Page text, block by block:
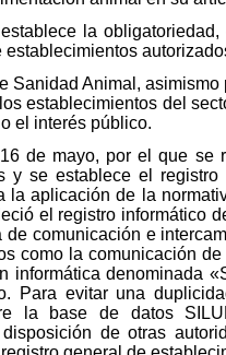
la
Sanidad Animal,
establecimientos del
el interés público.
de mayo, por el que
y se establece el
la aplicación de la
el registro informático
comunicación e
como la comunicación
informática denominada
Para evitar una
la base de datos
de otras